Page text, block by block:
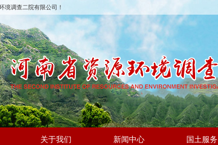
境调查二院有限公司！
关于我们 新闻中心 国土服务